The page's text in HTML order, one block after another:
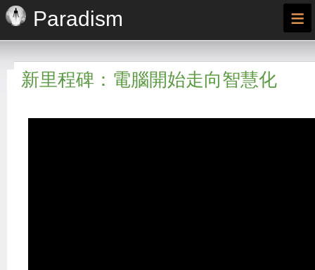
Paradism ≡
新里程碑：電腦開始走向智慧化